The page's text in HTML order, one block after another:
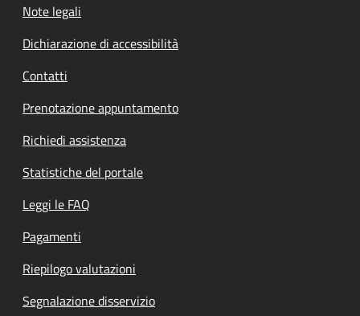
Note legali
Dichiarazione di accessibilità
Contatti
Prenotazione appuntamento
Richiedi assistenza
Statistiche del portale
Leggi le FAQ
Pagamenti
Riepilogo valutazioni
Segnalazione disservizio